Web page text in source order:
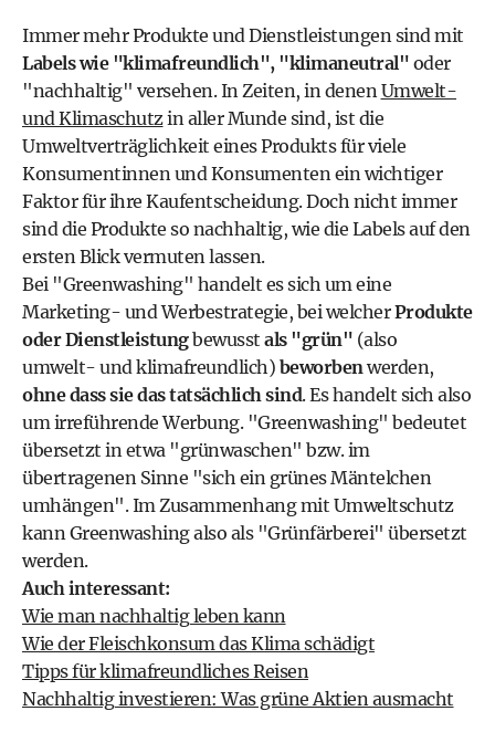
Immer mehr Produkte und Dienstleistungen sind mit
Labels wie "klimafreundlich", "klimaneutral" oder
"nachhaltig" versehen. In Zeiten, in denenUmwelt-
und Klimaschutzin aller Munde sind, ist die
Umweltverträglichkeit eines Produkts für viele
Konsumentinnen und Konsumenten ein wichtiger
Faktor für ihre Kaufentscheidung. Doch nicht immer
sind die Produkte so nachhaltig, wie die Labels auf den
ersten Blick vermuten lassen.
Bei "Greenwashing" handelt es sich um eine
Marketing- und Werbestrategie, bei welcherProdukte
oder Dienstleistungbewusst als "grün" (also
umwelt- und klimafreundlich) beworbenwerden,
ohne dass sie das tatsächlich sind. Es handelt sich also
um irreführende Werbung. "Greenwashing" bedeutet
übersetzt in etwa "grünwaschen" bzw. im
übertragenen Sinne "sich ein grünes Mäntelchen
umhängen". Im Zusammenhang mit Umweltschutz
kann Greenwashing also als "Grünfärberei" übersetzt
werden.
Auch interessant:
Wie man nachhaltig leben kann
Wie der Fleischkonsum das Klima schädigt
Tipps für klimafreundliches Reisen
Nachhaltig investieren: Was grüne Aktien ausmacht